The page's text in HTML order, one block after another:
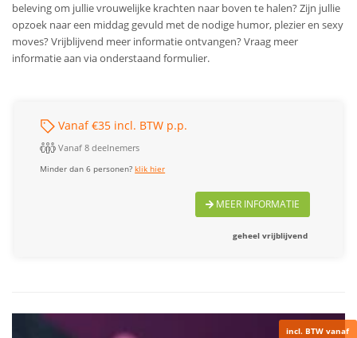
beleving om jullie vrouwelijke krachten naar boven te halen? Zijn jullie
opzoek naar een middag gevuld met de nodige humor, plezier en sexy
moves? Vrijblijvend meer informatie ontvangen? Vraag meer
informatie aan via onderstaand formulier.
Vanaf €35 incl. BTW p.p.
Vanaf 8 deelnemers
Minder dan 6 personen?klik hier
MEER INFORMATIE
geheel vrijblijvend
incl. BTW vanaf